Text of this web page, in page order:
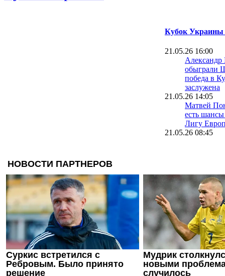
Кубок Украины
21.05.26 16:00
обыграли
победа в
заслужена
21.05.26 14:05
Матвей
есть
Лигу
21.05.26 08:45
20.05.26 23:17
Андрей
этом
20.05.26 23:09
Игорь
но в
нужно